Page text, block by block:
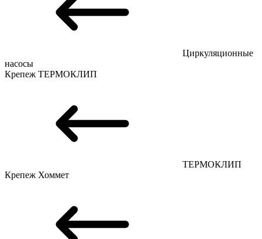
Циркуляционные
насосы
Крепеж ТЕРМОКЛИП
ТЕРМОКЛИП
Крепеж Хоммет